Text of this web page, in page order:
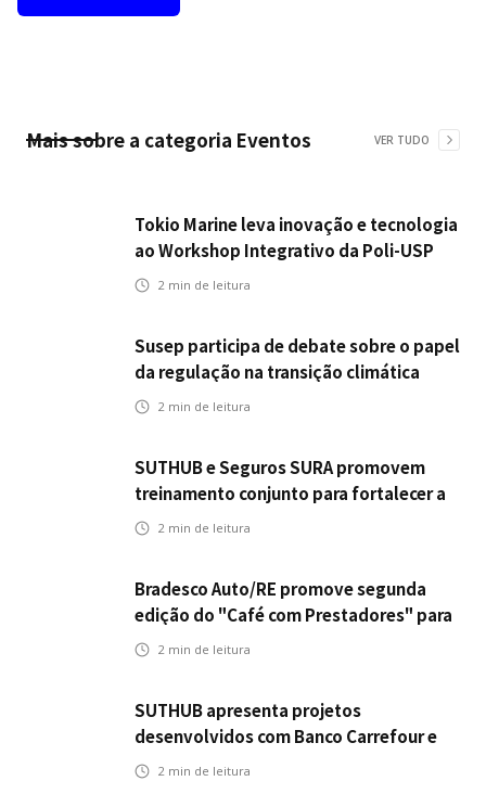
Mais sobre a categoria Eventos VER TUDO
Tokio Marine leva inovação e tecnologia
ao Workshop Integrativo da Poli-USP
2 min de leitura
Susep participa de debate sobre o papel
da regulação na transição climática
2 min de leitura
SUTHUB e Seguros SURA promovem
treinamento conjunto para fortalecer a
operação comercial do Seguro
2 min de leitura
Bradesco Auto/RE promove segunda
edição do "Café com Prestadores" para
fortalecer parceria e aprimorar
2 min de leitura
SUTHUB apresenta projetos
desenvolvidos com Banco Carrefour e
A.PET no Congresso Latino-Americano
2 min de leitura